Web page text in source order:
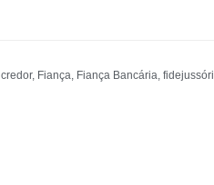
credor, Fiança, Fiança Bancária,